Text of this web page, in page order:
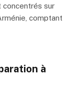
concentrés sur
comptant
à